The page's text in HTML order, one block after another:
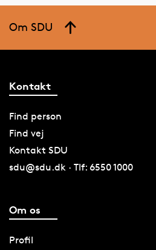
Om SDU
Kontakt
Find person
Find vej
Kontakt SDU
sdu@sdu.dk · Tlf: 6550 1000
Om os
Profil